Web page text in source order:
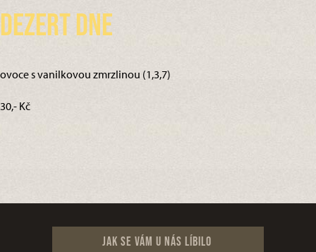
Dezert dne
ovoce s vanilkovou zmrzlinou (1,3,7)
30,- Kč
Jak se vám u nás líbilo